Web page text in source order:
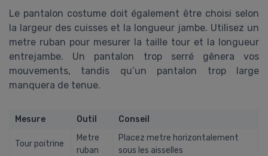
Le pantalon costume doit également être choisi selon
la largeur des cuisses et la longueur jambe. Utilisez un
metre ruban pour mesurer la taille tour et la longueur
entrejambe. Un pantalon trop serré gênera vos
mouvements, tandis qu’un pantalon trop large
manquera de tenue.
Mesure Outil Conseil
Tour poitrine
Metre
ruban
Placez metre horizontalement
sous les aisselles